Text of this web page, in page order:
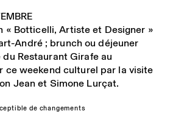
« Botticelli, Artiste et Designer »
André; brunch ou déjeuner
du Restaurant Girafeau
ce weekend culturel par la visite
Jean et Simone Lurçat.
de changements